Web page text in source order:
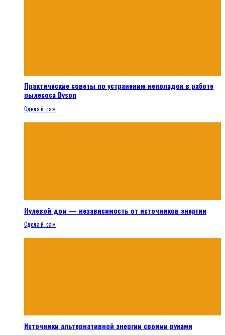
Практические советы по устранению неполадок в работе
пылесоса Dyson
Сделай сам
Нулевой дом — независимость от источников энергии
Сделай сам
Источники альтернативной энергии своими руками